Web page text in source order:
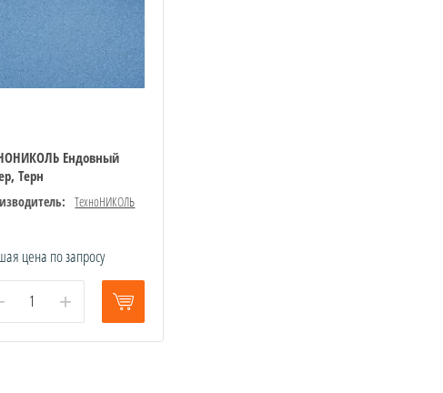
Ендовный
Терн
ТехноНИКОЛЬ
цена по запросу
+